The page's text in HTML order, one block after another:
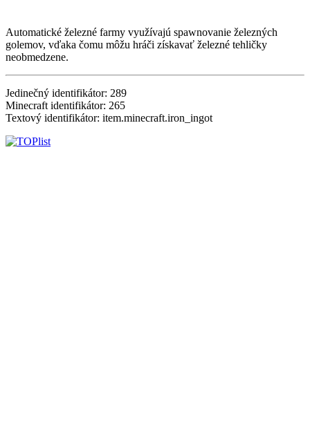
Automatické železné farmy využívajú spawnovanie železných
golemov, vďaka čomu môžu hráči získavať železné tehličky
neobmedzene.
Jedinečný identifikátor: 289
Minecraft identifikátor: 265
Textový identifikátor: item.minecraft.iron_ingot